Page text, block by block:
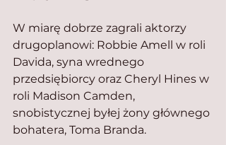
W miarę dobrze zagrali aktorzy
drugoplanowi: Robbie Amell w roli
Davida, syna wrednego
przedsiębiorcy oraz Cheryl Hines w
roli Madison Camden,
snobistycznej byłej żony głównego
bohatera, Toma Branda.